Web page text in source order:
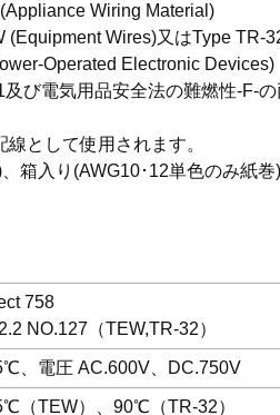
Wiring Material)
(Equipment Wires)又はType TR-
Operated Electronic Devices)
び電気用品安全法の難燃性-F-の
として使用されます。
箱入り(AWG10･12単色のみ紙巻)
758
NO.127（TEW,TR-32）
、電圧 AC.600V、DC.750V
（TEW）、90℃（TR-32）